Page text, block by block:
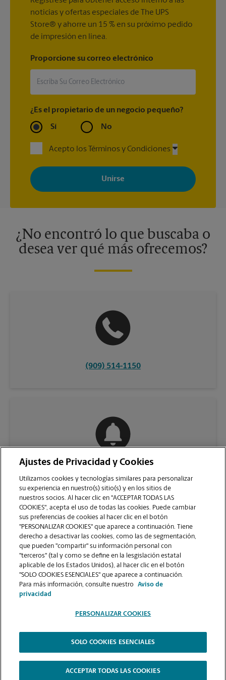
noticias y ofertas especiales de The UPS
Store® y ahorre un 15 % en su próximo pedido
de impresión en línea.
Proporcione su correo electrónico
¿Es el propietario de un negocio pequeño?
Sí No
Acepto los Términos y Condiciones
Al registrarse, acepta recibir correos electrónicos de The UPS
Store con noticias, ofertas especiales, promociones y mensajes
adaptados a sus intereses. Puede darse de baja en cualquier
momento. Para más información, consulte nuestra política de
¿No encontró lo que buscaba o
desea ver qué más ofrecemos?
(909) 514-1150
VER LA PÁGINA DE LA TIENDA
2026.
The UPS Store | Aviso de Privacidad | Términos de Uso del Sitio Web |
Contraste Alto
Ajustes de Privacidad y Cookies
Utilizamos cookies y tecnologías similares para personalizar
su experiencia en nuestro(s) sitio(s) y en los sitios de
nuestros socios. Al hacer clic en "ACCEPTAR TODAS LAS
COOKIES", acepta el uso de todas las cookies. Puede cambiar
sus preferencias de cookies al hacer clic en el botón
"PERSONALIZAR COOKIES" que aparece a continuación. Tiene
derecho a desactivar las cookies, como las de segmentación,
que pueden "compartir" su información personal con
"terceros" (tal y como se define en la lesgislación estatal
aplicable de los Estados Unidos), al hacer clic en el botón
"SOLO COOKIES ESENCIALES" que aparece a continuación.
Para más información, consulte nuestro
Aviso de
privacidad
PERSONALIZAR COOKIES
SOLO COOKIES ESENCIALES
ACCEPTAR TODAS LAS COOKIES